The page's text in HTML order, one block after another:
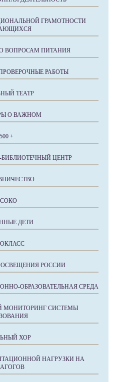
ГРАМОТНОСТИ
ВОПРОСАМ ПИТАНИЯ
РАБОТЫ
ТЕАТР
О ВАЖНОМ
500 +
ЦЕНТР
ДЕТИ
РОССИИ
ОБРАЗОВАТЕЛЬНАЯ СРЕДА
МОНИТОРИНГ СИСТЕМЫ
ХОР
НАГРУЗКИ НА